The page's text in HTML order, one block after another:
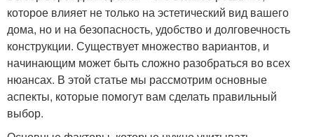
которое влияет не только на эстетический вид вашего
дома, но и на безопасность, удобство и долговечность
конструкции. Существует множество вариантов, и
начинающим может быть сложно разобраться во всех
нюансах. В этой статье мы рассмотрим основные
аспекты, которые помогут вам сделать правильный
выбор.